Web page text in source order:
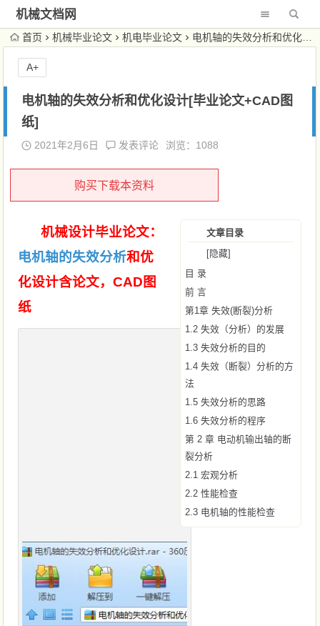
机械文档网
首页 机械毕业论文 机电毕业论文 电机轴的失效分析和优化设计[毕业论文+CAD图纸]
电机轴的失效分析和优化设计[毕业论文+CAD图
纸]
2021年2月6日 发表评论 浏览：1088
购买下载本资料
文章目录
[隐藏]
目 录
前 言
第1章 失效(断裂)分析
1.2 失效（分析）的发展
1.3 失效分析的目的
1.4 失效（断裂）分析的方
法
1.5 失效分析的思路
1.6 失效分析的程序
第 2 章 电动机输出轴的断
裂分析
2.1 宏观分析
2.2 性能检查
2.3 电机轴的性能检查
机械设计毕业论文：
电机轴的失效分析和优
化设计含论文，CAD图
纸
A+